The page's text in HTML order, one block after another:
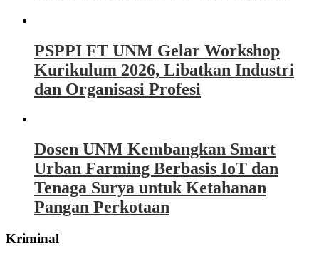
PSPPI FT UNM Gelar Workshop
Kurikulum 2026, Libatkan Industri
dan Organisasi Profesi
Dosen UNM Kembangkan Smart
Urban Farming Berbasis IoT dan
Tenaga Surya untuk Ketahanan
Pangan Perkotaan
Kriminal